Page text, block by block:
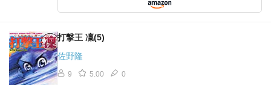
打撃王 凜(5)
佐野隆
9 5.00 0